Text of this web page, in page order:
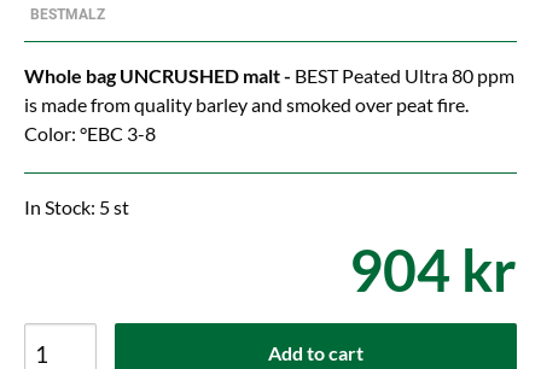
BESTMALZ
Whole bag UNCRUSHED malt - BEST Peated Ultra 80 ppm
is made from quality barley and smoked over peat fire.
Color: °EBC 3-8
In Stock: 5 st
904 kr
Add to cart